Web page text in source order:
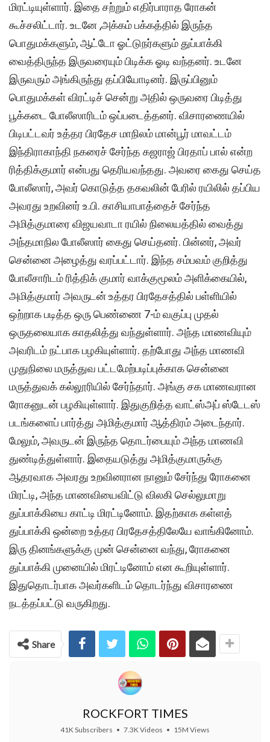
மிரட்டியுள்ளார். இதை சற்றும் எதிர்பாராத ரோகன்
கூச்சலிட்டார். உடனே ,அக்கம் பக்கத்தில் இருந்த
பொதுமக்களும், ஆட்டோ ஓட்டுநர்களும் துப்பாக்கி
வைத்திருந்த இருவரையும் பிடிக்க ஓடி வந்தனர். உடனே
இருவரும் அங்கிருந்து தப்பியோடினர். இருப்பினும்
பொதுமக்கள் விரட்டிச் சென்று அதில் ஒருவரை பிடித்து
பூக்கடை போலீஸாரிடம் ஒப்படைத்தனர். விசாரணையில்
பிடிபட்டவர் உத்தர பிரதேச மாநிலம் மான்பூர் மாவட்டம்
இந்திராகாந்தி நகரைச் சேர்ந்த கஜராஜ் பிரதாப் பால் என்ற
ரித்திக்குமார் என்பது தெரியவந்தது. அவரை கைது செய்த
போலீஸார், அவர் கொடுத்த தகவலின் பேரில் ரயிலில் தப்பிய
அவரது உறவினர் உ.பி. காசியாபாத்தைச் சேர்ந்த
அமித்குமாரை விஜயவாடா ரயில் நிலையத்தில் வைத்து
அந்தமாநில போலீஸார் கைது செய்தனர். பின்னர், அவர்
சென்னை அழைத்து வரப்பட்டார். இந்த சம்பவம் குறித்து
போலீசாரிடம் ரித்திக் குமார் வாக்குமூலம் அளிக்கையில்,
அமித்குமார் அவருடன் உத்தர பிரதேசத்தில் பள்ளியில்
ஒற்றாக படித்த ஒரு பெண்ணை 7-ம் வகுப்பு முதல்
ஒருதலையாக காதலித்து வந்துள்ளார். அந்த மாணவியும்
அவரிடம் நட்பாக பழகியுள்ளார். தற்போது அந்த மாணவி
முதுநிலை மருத்துவ பட்டமேற்படிப்புக்காக சென்னை
மருத்துவக் கல்லூரியில் சேர்ந்தார். அங்கு சக மாணவரான
ரோகனுடன் பழகியுள்ளார். இதுகுறித்த வாட்ஸ்அப் ஸ்டேடஸ்
படங்களைப் பார்த்து அமித்குமார் ஆத்திரம் அடைந்தார்.
மேலும், அவருடன் இருந்த தொடர்பையும் அந்த மாணவி
துண்டித்துள்ளார். இதையடுத்து அமித்குமாருக்கு
ஆதரவாக அவரது உறவினரான நானும் சேர்ந்து ரோகனை
மிரட்டி, அந்த மாணவியைவிட்டு விலகி செல்லுமாறு
துப்பாக்கியை காட்டி மிரட்டினோம். இதற்காக கள்ளத்
துப்பாக்கி ஒன்றை உத்தர பிரதேசத்திலேயே வாங்கினோம்.
இரு தினங்களுக்கு முன் சென்னை வந்து, ரோகனை
துப்பாக்கி முனையில் மிரட்டினோம் என கூறியுள்ளார்.
இதுதொடர்பாக அவர்களிடம் தொடர்ந்து விசாரணை
நடத்தப்பட்டு வருகிறது.
Share
ROCKFORT TIMES
41K Subscribers • 7.3K Videos • 15M Views